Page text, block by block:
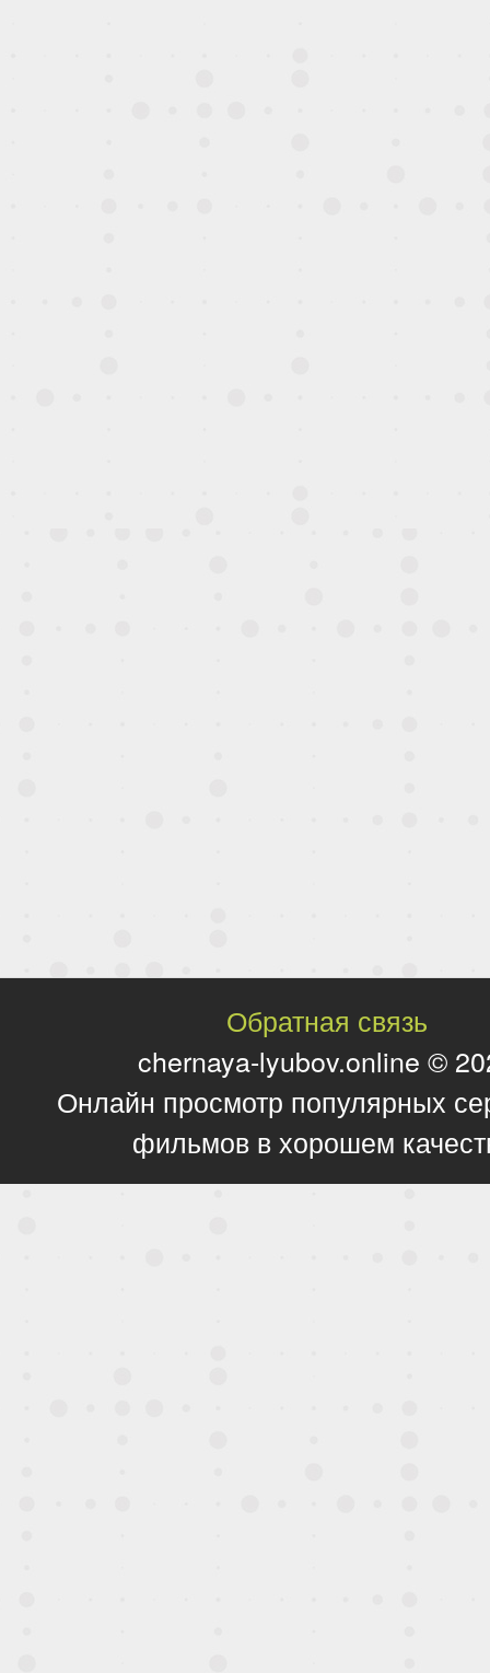
Обратная связь
chernaya-lyubov.online ©
Онлайн просмотр популярных
фильмов в хорошем